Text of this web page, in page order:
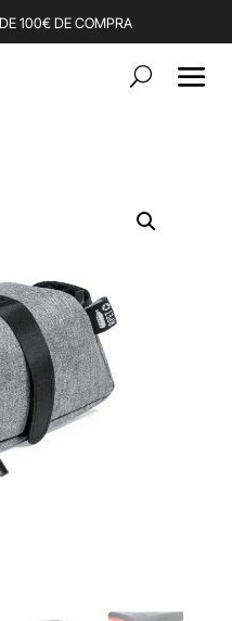
100€ DE COMPRA